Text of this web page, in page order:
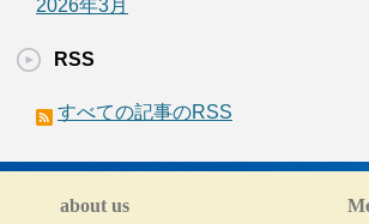
2026年3月
RSS
すべての記事のRSS